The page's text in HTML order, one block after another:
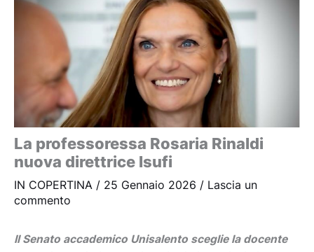
La professoressa Rosaria Rinaldi
nuova direttrice Isufi
IN COPERTINA / 25 Gennaio 2026 / Lascia un
commento
Il Senato accademico Unisalento sceglie la docente